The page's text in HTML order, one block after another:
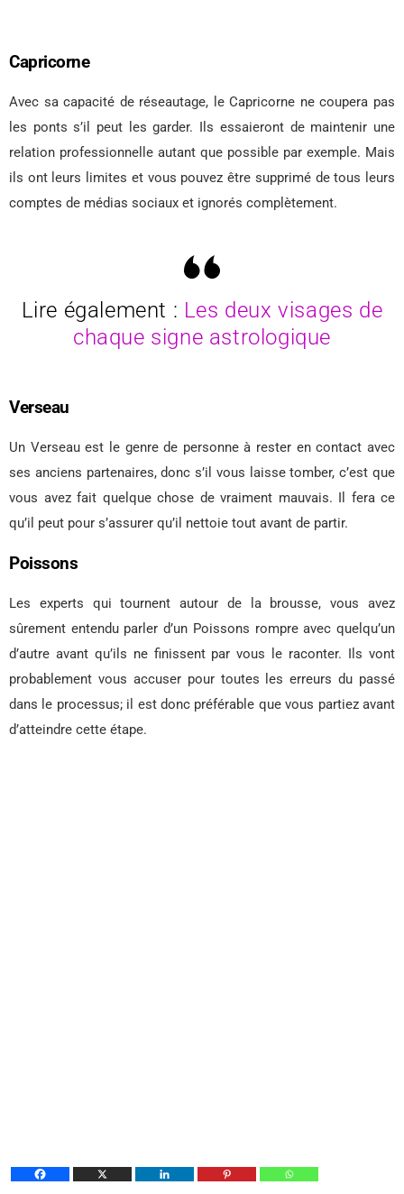
Capricorne
Avec sa capacité de réseautage, le Capricorne ne coupera pas
les ponts s’il peut les garder. Ils essaieront de maintenir une
relation professionnelle autant que possible par exemple. Mais
ils ont leurs limites et vous pouvez être supprimé de tous leurs
comptes de médias sociaux et ignorés complètement.
Lire également : Les deux visages de
chaque signe astrologique
Verseau
Un Verseau est le genre de personne à rester en contact avec
ses anciens partenaires, donc s’il vous laisse tomber, c’est que
vous avez fait quelque chose de vraiment mauvais. Il fera ce
qu’il peut pour s’assurer qu’il nettoie tout avant de partir.
Poissons
Les experts qui tournent autour de la brousse, vous avez
sûrement entendu parler d’un Poissons rompre avec quelqu’un
d’autre avant qu’ils ne finissent par vous le raconter. Ils vont
probablement vous accuser pour toutes les erreurs du passé
dans le processus; il est donc préférable que vous partiez avant
d’atteindre cette étape.